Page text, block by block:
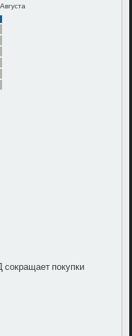
покупки